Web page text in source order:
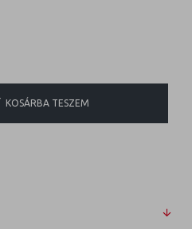
KOSÁRBA TESZEM